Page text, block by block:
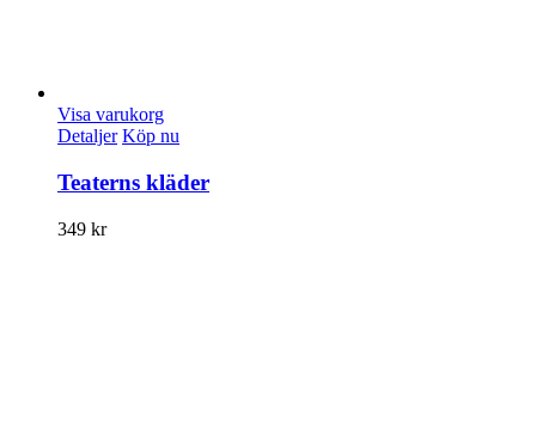
Visa varukorg
Detaljer Köp nu
Teaterns kläder
349 kr